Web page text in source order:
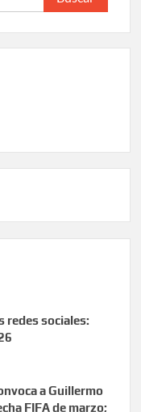
redes sociales:
a Guillermo
FIFA de marzo;